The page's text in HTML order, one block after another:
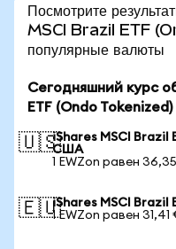
Посмотрите
MSCI Brazil ETF
популярные валюты
Сегодняшний курс
ETF (Ondo Tokenized)
🇺🇸iShares MSCI Brazil
США
1 EWZon равен
🇪🇺iShares MSCI Brazil
1 EWZon равен 31,41